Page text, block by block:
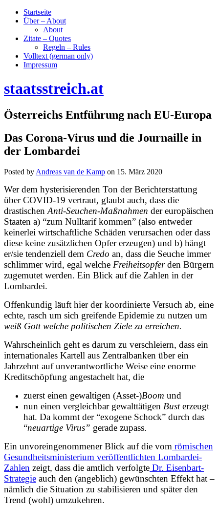
Startseite
Über – About
About
Zitate – Quotes
Regeln – Rules
Volltext (german only)
Impressum
staatsstreich.at
Österreichs Entführung nach EU-Europa
Das Corona-Virus und die Journaille in
der Lombardei
Posted by Andreas van de Kamp on 15. März 2020
Wer dem hysterisierenden Ton der Berichterstattung
über COVID-19 vertraut, glaubt auch, dass die
drastischen Anti-Seuchen-Maßnahmen der europäischen
Staaten a) “zum Nulltarif kommen” (also entweder
keinerlei wirtschaftliche Schäden verursachen oder dass
diese keine zusätzlichen Opfer erzeugen) und b) hängt
er/sie tendenziell dem Credo an, dass die Seuche immer
schlimmer wird, egal welche Freiheitsopferden Bürgern
zugemutet werden. Ein Blick auf die Zahlen in der
Lombardei.
Offenkundig läuft hier der koordinierte Versuch ab, eine
echte, rasch um sich greifende Epidemie zu nutzen um
weiß Gott welche politischen Ziele zu erreichen.
Wahrscheinlich geht es darum zu verschleiern, dass ein
internationales Kartell aus Zentralbanken über ein
Jahrzehnt auf unverantwortliche Weise eine enorme
Kreditschöpfung angestachelt hat, die
zuerst einen gewaltigen (Asset-)Boom und
nun einen vergleichbar gewalttätigen Busterzeugt
hat. Da kommt der “exogene Schock” durch das
“neuartige Virus” gerade zupass.
Ein unvoreingenommener Blick auf die vom römischen
Gesundheitsministerium veröffentlichten Lombardei-
Zahlen zeigt, dass die amtlich verfolgte Dr. Eisenbart-
Strategie auch den (angeblich) gewünschten Effekt hat –
nämlich die Situation zu stabilisieren und später den
Trend (wohl) umzukehren.